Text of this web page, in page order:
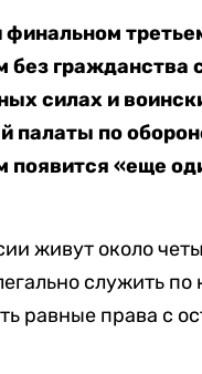
финальном
гражданства
силах и
палаты по
появится «еще
живут около
служить по
равные права с